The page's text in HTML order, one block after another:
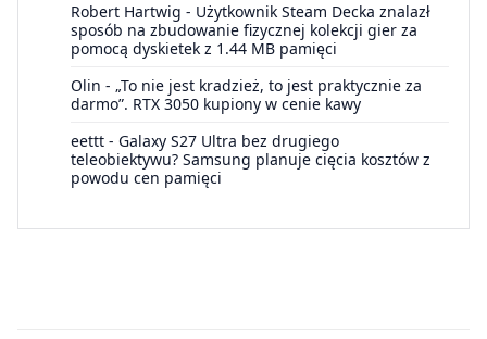
Robert Hartwig - Użytkownik Steam Decka znalazł
sposób na zbudowanie fizycznej kolekcji gier za
pomocą dyskietek z 1.44 MB pamięci
Olin - „To nie jest kradzież, to jest praktycznie za
darmo”. RTX 3050 kupiony w cenie kawy
eettt - Galaxy S27 Ultra bez drugiego
teleobiektywu? Samsung planuje cięcia kosztów z
powodu cen pamięci